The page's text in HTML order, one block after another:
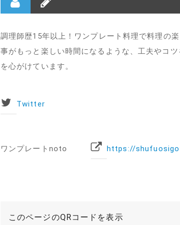
調理師歴15年以上！ワンプレート料理で料理の
事がもっと楽しい時間になるような、工夫やコ
を心がけています。
Twitter
ワンプレートnoto https://
このページのQRコードを表示